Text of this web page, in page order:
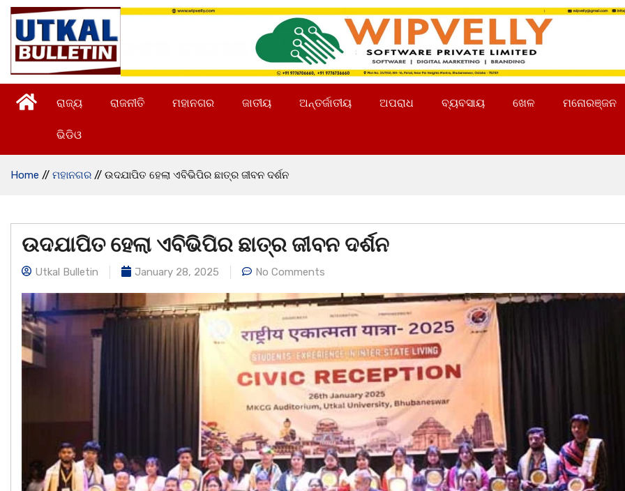
ରାଜ୍ୟ ରାଜନୀତି ମହାନଗର ଜାତୀୟ ଅନ୍ତର୍ଜାତୀୟ ଅପରାଧ ବ୍ୟବସାୟ ଖେଳ ମନୋରଞ୍ଜନ
ଭିଡିଓ
Home // ମହାନଗର // ଉଦଯାପିତ ହେଲା ଏବିଭିପିର ଛାତ୍ର ଜୀବନ ଦର୍ଶନ
ଉଦଯାପିତ ହେଲା ଏବିଭିପିର ଛାତ୍ର ଜୀବନ ଦର୍ଶନ
Utkal Bulletin January 28, 2025 No Comments